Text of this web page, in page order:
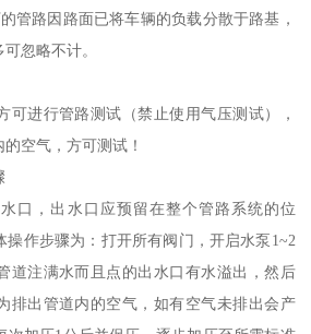
管路因路面已将车辆的负载分散于路基，
忽略不计。
可进行管路测试（禁止使用气压测试），
空气，方可测试！
口，出水口应预留在整个管路系统的位
操作步骤为：打开所有阀门，开启水泵1~2
道注满水而且点的出水口有水溢出，然后
排出管道内的空气，如有空气未排出会产